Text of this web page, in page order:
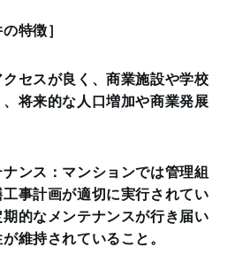
特徴］
クセスが良く、商業施設や学校
将来的な人口増加や商業発展
ナンス：マンションでは管理組
事計画が適切に実行されてい
的なメンテナンスが行き届い
維持されていること。